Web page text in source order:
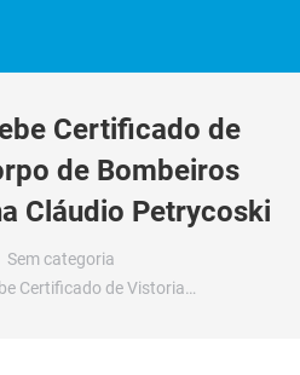
Certificado de
de Bombeiros
Cláudio Petrycoski
Sem categoria
Certificado de Vistoria…